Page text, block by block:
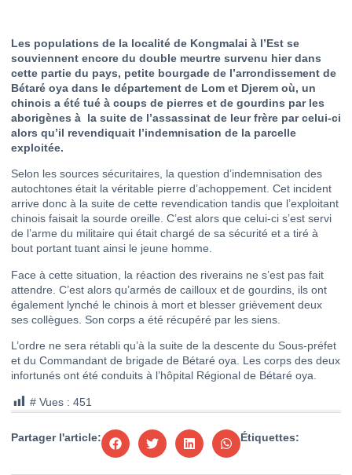
Les populations de la localité de Kongmalai à l’Est se
souviennent encore du double meurtre survenu hier dans
cette partie du pays, petite bourgade de l’arrondissement de
Bétaré oya dans le département de Lom et Djerem où, un
chinois a été tué à coups de pierres et de gourdins par les
aborigènes à la suite de l’assassinat de leur frère par celui-ci
alors qu’il revendiquait l’indemnisation de la parcelle
exploitée.
Selon les sources sécuritaires, la question d’indemnisation des
autochtones était la véritable pierre d’achoppement. Cet incident
arrive donc à la suite de cette revendication tandis que l’exploitant
chinois faisait la sourde oreille. C’est alors que celui-ci s’est servi
de l’arme du militaire qui était chargé de sa sécurité et a tiré à
bout portant tuant ainsi le jeune homme.
Face à cette situation, la réaction des riverains ne s’est pas fait
attendre. C’est alors qu’armés de cailloux et de gourdins, ils ont
également lynché le chinois à mort et blesser grièvement deux
ses collègues. Son corps a été récupéré par les siens.
L’ordre ne sera rétabli qu’à la suite de la descente du Sous-préfet
et du Commandant de brigade de Bétaré oya. Les corps des deux
infortunés ont été conduits à l’hôpital Régional de Bétaré oya.
# Vues : 451
Partager l'article: Étiquettes: